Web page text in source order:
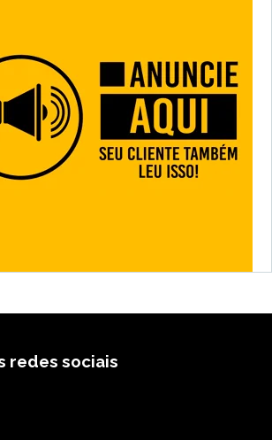
redes sociais